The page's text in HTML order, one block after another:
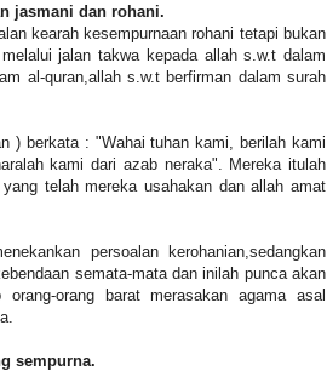
jasmani dan rohani.
kearah kesempurnaan rohani tetapi bukan
jalan takwa kepada allah s.w.t dalam
al-quran,allah s.w.t berfirman dalam surah
) berkata : "Wahai tuhan kami, berilah kami
kami dari azab neraka". Mereka itulah
telah mereka usahakan dan allah amat
persoalan kerohanian,sedangkan
semata-mata dan inilah punca akan
orang barat merasakan agama asal
sempurna.